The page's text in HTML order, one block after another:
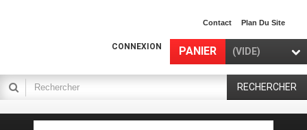
Contact Plan Du Site
PANIER (VIDE)
CONNEXION
RECHERCHER